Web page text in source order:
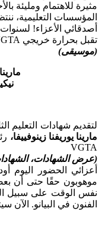
المؤسسات التعليمية،
تقبل بحرارة خريجي VGTA في صفوفها. إنهم في انتظارك أيضًا
(موسيقى)
لتقديم شهادات التعليم
مارينا يوريفنا زينوفييفا،
VGTA
(عرض الشهادات،
أعزائي الحضور اليوم
موهوبون حقًا حتى أن
نفس الوقت على سبيل
الفنون في البيانو. الآن